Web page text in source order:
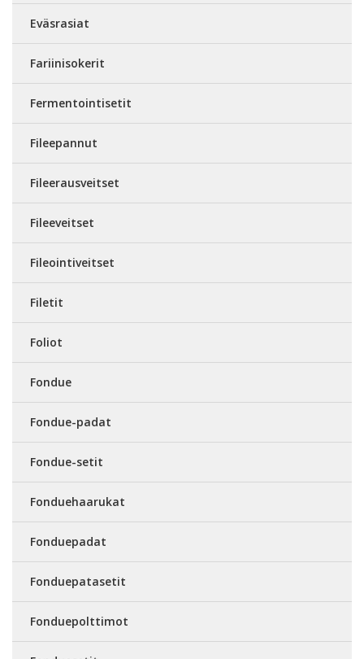
Eväsrasiat
Fariinisokerit
Fermentointisetit
Fileepannut
Fileerausveitset
Fileeveitset
Fileointiveitset
Filetit
Foliot
Fondue
Fondue-padat
Fondue-setit
Fonduehaarukat
Fonduepadat
Fonduepatasetit
Fonduepolttimot